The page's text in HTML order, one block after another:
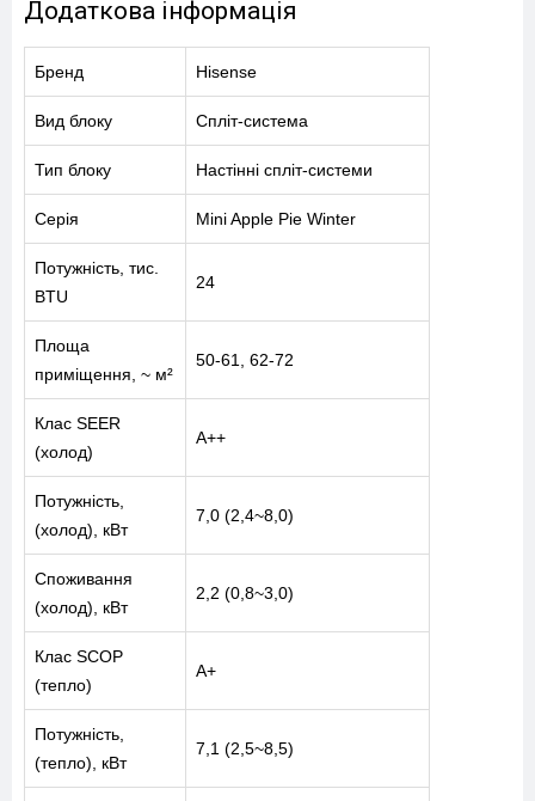
Додаткова інформація
Бренд Hisense
Вид блоку Спліт-система
Тип блоку Настінні спліт-системи
Серія Mini Apple Pie Winter
Потужність, тис.
BTU
24
Площа
приміщення, ~ м²
50-61, 62-72
Клас SEER
(холод)
A++
Потужність,
(холод), кВт
7,0 (2,4~8,0)
Споживання
(холод), кВт
2,2 (0,8~3,0)
Клас SCOP
(тепло)
A+
Потужність,
(тепло), кВт
7,1 (2,5~8,5)